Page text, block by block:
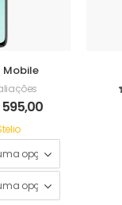
Mobile
595,00